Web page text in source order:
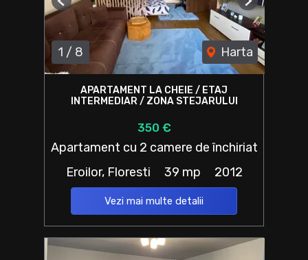
1 / 8 Harta
Previous Next
APARTAMENT LA CHEIE / ETAJ
INTERMEDIAR / ZONA STEJARULUI
350 €
Apartament cu 2 camere de închiriat
Eroilor, Floresti
39 mp 2012
Vezi mai multe detalii